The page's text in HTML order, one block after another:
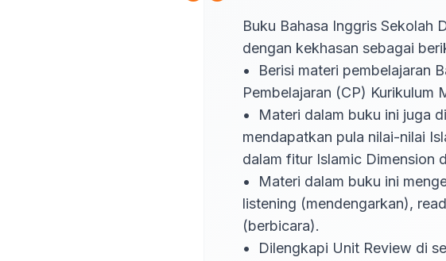
Buku Bahasa Inggris Sekolah
dengan kekhasan sebagai
•	Berisi materi pembelajaran Bahasa Inggris untuk jenjang sekolah dasar sesuai Capaian
Pembelajaran (CP) Kurikulum
•	Materi dalam buku ini juga dikemas bernuansa Islami, sehingga peserta didik
mendapatkan pula nilai-nilai
dalam fitur Islamic Dimension
•	Materi dalam buku ini mengembangkan 4 kecakapan dalam bahasa Inggris, yaitu
listening (mendengarkan),
(berbicara).
•	Dilengkapi Unit Review di setiap bab dan Semester Review di setiap semester yang